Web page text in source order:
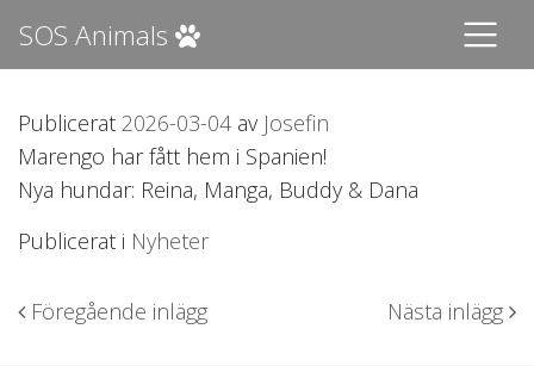
SOS Animals
Publicerat 2026-03-04av Josefin
Marengo har fått hem i Spanien!
Nya hundar: Reina, Manga, Buddy & Dana
Publicerat i Nyheter
Inläggsnavigering
Föregående inlägg Nästa inlägg